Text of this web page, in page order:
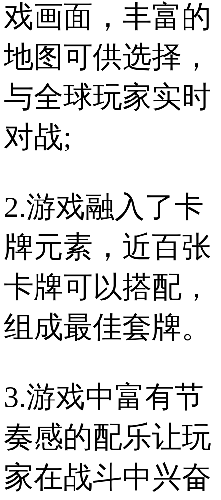
戏画面，丰富的
地图可供选择，
与全球玩家实时
对战;
2.游戏融入了卡
牌元素，近百张
卡牌可以搭配，
组成最佳套牌。
3.游戏中富有节
奏感的配乐让玩
家在战斗中兴奋